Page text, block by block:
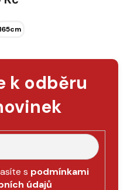
k odběru
s podmínkami
údajů